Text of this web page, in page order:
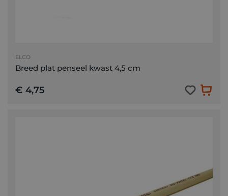
ELCO
Breed plat penseel kwast 4,5 cm
€ 4,75